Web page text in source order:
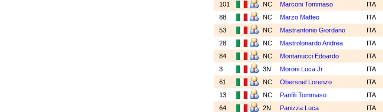
101
NC Marconi Tommaso ITA
88
NC Marzo Matteo ITA
53
NC Mastrantonio Giordano ITA
28
NC Mastrolonardo Andrea ITA
84
NC Montanucci Edoardo ITA
3
3N Moroni Luca Jr ITA
61
NC Obersnel Lorenzo ITA
13
NC Panfili Tommaso ITA
64
2N Panizza Luca ITA